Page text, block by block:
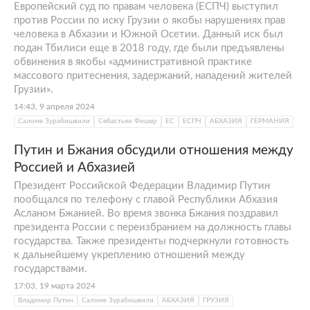
Науру, а в 2018 году —Сирия. С 2009-го в
республике размещены российские войска,
численность которых составляет четыре
тысячи человек.
Грузия считает Южную Осетию
оккупированной территорией и не
признает ее суверенитет. После начала
Киевнеоднократно призывал Тбилиси
открыть «второй фронт» — начать военные
действия в Южной Осетии иАбхазии.
Европейский суд по правам человека (ЕСПЧ) выступил
против России по иску Грузии о якобы нарушениях прав
человека в Абхазии и Южной Осетии. Данный иск был
подан Тбилиси еще в 2018 году, где были предъявлены
обвинения в якобы «административной практике
массового притеснения, задержаний, нападений жителей
Грузии».
14:43, 9 апреля 2024
Саломе Зурабишвили Себастьян Фишер ЕС ЕСПЧ АБХАЗИЯ ГЕРМАНИЯ
Путин и Бжания обсудили отношения между
Россией и Абхазией
Президент Российской Федерации Владимир Путин
пообщался по телефону с главой Республики Абхазия
Асланом Бжанией. Во время звонка Бжания поздравил
президента России с переизбранием на должность главы
государства. Также президенты подчеркнули готовность
к дальнейшему укреплению отношений между
государствами.
17:03, 19 марта 2024
Владимир Путин Саломе Зурабишвили АБХАЗИЯ ГРУЗИЯ